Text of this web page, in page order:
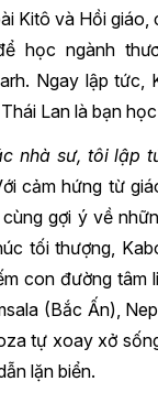
Kitô và Hồi giáo,
học ngành
Ngay lập tức,
Lan là bạn
nhà sư, tôi lập
cảm hứng từ
gợi ý về
tối thượng,
con đường tâm
(Bắc Ấn),
tự xoay xở
lặn biển.